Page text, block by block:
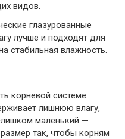
видов.
глазурованные
лучше и подходят для
стабильная влажность.
корневой системе:
лишнюю влагу,
маленький —
так, чтобы корням